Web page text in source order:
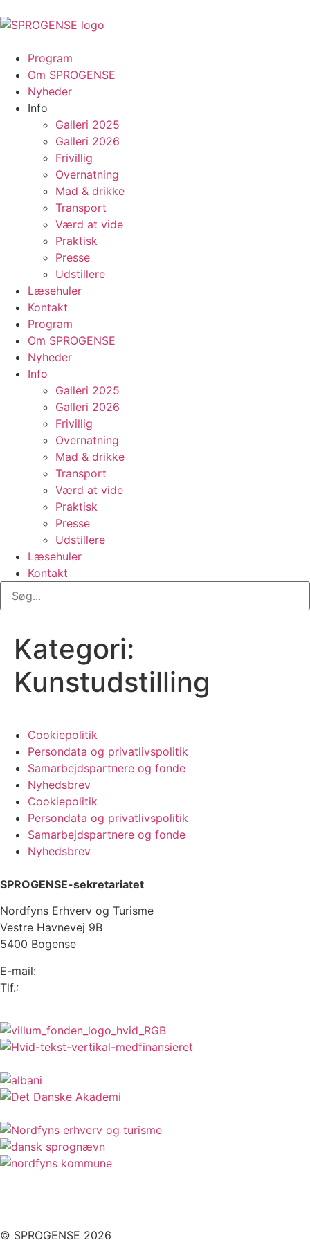
Program
Om SPROGENSE
Nyheder
Info
Galleri 2025
Galleri 2026
Frivillig
Overnatning
Mad & drikke
Transport
Værd at vide
Praktisk
Presse
Udstillere
Læsehuler
Kontakt
Program
Om SPROGENSE
Nyheder
Info
Galleri 2025
Galleri 2026
Frivillig
Overnatning
Mad & drikke
Transport
Værd at vide
Praktisk
Presse
Udstillere
Læsehuler
Kontakt
Kategori:
Kunstudstilling
Cookiepolitik
Persondata og privatlivspolitik
Samarbejdspartnere og fonde
Nyhedsbrev
Cookiepolitik
Persondata og privatlivspolitik
Samarbejdspartnere og fonde
Nyhedsbrev
SPROGENSE-sekretariatet
Nordfyns Erhverv og Turisme
Vestre Havnevej 9B
5400 Bogense
E-mail:
Tlf.:
© SPROGENSE 2026